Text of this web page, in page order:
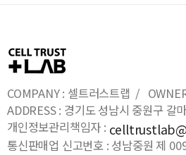
COMPANY : 셀트러스트랩 /
ADDRESS : 경기도 성남시 중원구
개인정보관리책임자 :
통신판매업 신고번호 : 성남중원 제